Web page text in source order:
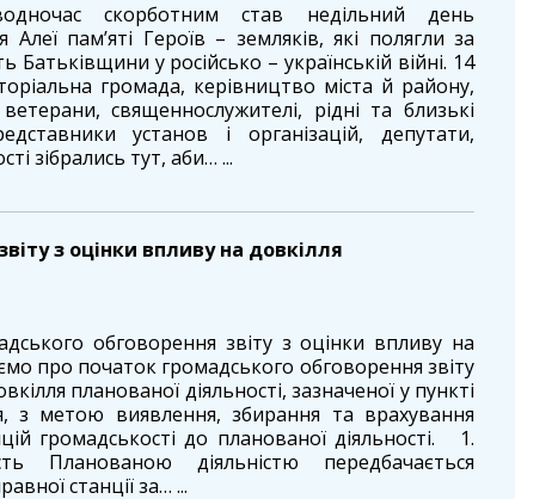
скорботним став недільний день
Алеї пам’яті Героїв – земляків, які полягли за
Батьківщини у російсько – українській війні. 14
громада, керівництво міста й району,
священнослужителі, рідні та близькі
установ і організацій, депутати,
зібрались тут, аби… ...
з оцінки впливу на довкілля
обговорення звіту з оцінки впливу на
про початок громадського обговорення звіту
планованої діяльності, зазначеної у пункті
з метою виявлення, збирання та врахування
громадськості до планованої діяльності. 1.
Планованою діяльністю передбачається
станції за… ...